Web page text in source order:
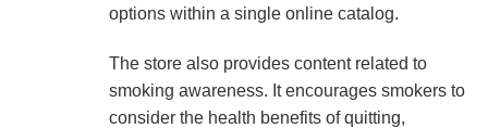
options within a single online catalog.
The store also provides content related to
smoking awareness. It encourages smokers to
consider the health benefits of quitting,